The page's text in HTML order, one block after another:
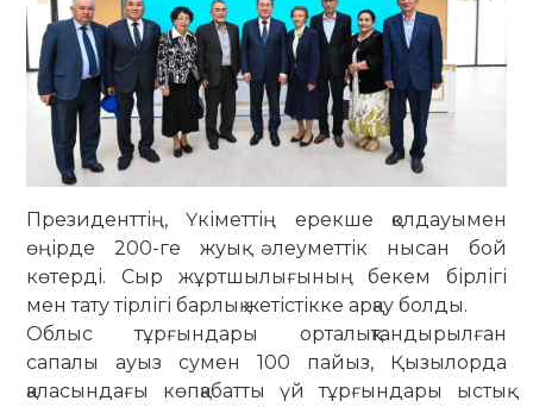
Президенттің, Үкіметтің ерекше қолдауымен
өңірде 200-ге жуық әлеуметтік нысан бой
көтерді. Сыр жұртшылығының бекем бірлігі
мен тату тірлігі барлық жетістікке арқау болды.
Облыс тұрғындары орталықтандырылған
сапалы ауыз сумен 100 пайыз, Қызылорда
қаласындағы көпқабатты үй тұрғындары ыстық